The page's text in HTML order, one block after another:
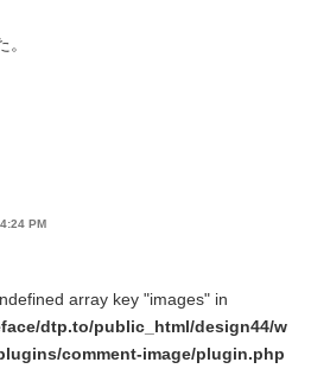
PM
array key "images" in
dtp.to/public_html/design44/w
comment-image/plugin.php